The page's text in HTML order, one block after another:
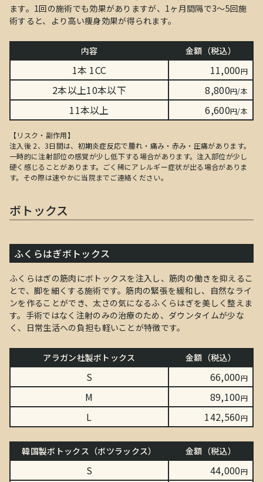
ます。1回の施術でも効果がありますが、1ヶ月間隔で3～5回施
術すると、より高い痩身効果が得られます。
内容 金額（税込）
1本 1CC 11,000円
2本以上10本以下 8,800円/本
11本以上 6,600円/本
【リスク・副作用】
注入後 2、3日間は、初期炎症反応で腫れ・痛み・赤み・圧痛があります。
一時的に注射部位の感覚が少し低下する場合があります。注入部位が少し
硬く感じることがあります。ごく稀にアレルギー症状が出る場合がありま
す。その際は速やかに当院までご連絡ください。
ボトックス
ふくらはぎボトックス
ふくらはぎの筋肉にボトックスを注入し、筋肉の働きを抑えるこ
とで、脚を細くする施術です。筋肉の緊張を緩和し、自然なライ
ンを作ることができ、太さの気になるふくらはぎを美しく整えま
す。手術ではなく注射のみの治療のため、ダウンタイムが少な
く、日常生活への負担も軽いことが特徴です。
アラガン社製ボトックス 金額（税込）
S 66,000円
M 89,100円
L 142,560円
韓国製ボトックス（ボツラックス） 金額（税込）
S 44,000円